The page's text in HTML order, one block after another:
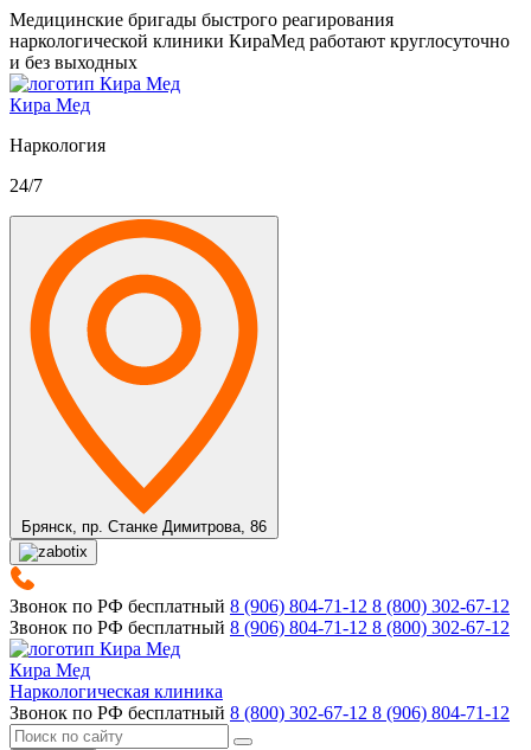
Медицинские бригады быстрого реагирования
наркологической клиники КираМед работают круглосуточно
и без выходных
Кира Мед
Наркология
24/7
Брянск, пр. Станке Димитрова, 86
Звонок по РФ бесплатный 8 (906) 804-71-12 8 (800) 302-67-12
Звонок по РФ бесплатный 8 (906) 804-71-12 8 (800) 302-67-12
Кира Мед
Наркологическая клиника
Звонок по РФ бесплатный 8 (800) 302-67-12 8 (906) 804-71-12